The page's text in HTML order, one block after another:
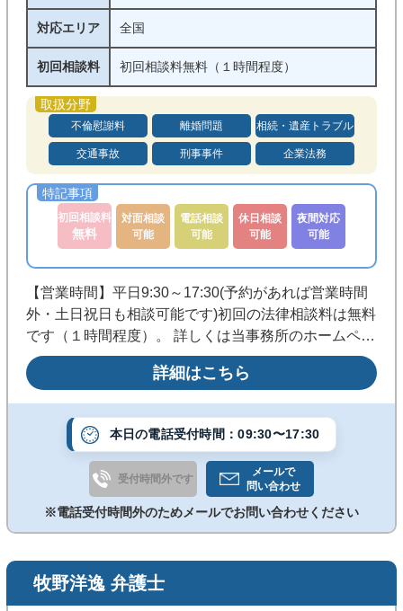
対応エリア 全国
初回相談料 初回相談料無料（１時間程度）
不倫慰謝料 離婚問題 相続・遺産トラブル
交通事故 刑事事件 企業法務
初回相談料
無料
対面相談
可能
電話相談
可能
休日相談
可能
夜間対応
可能
【営業時間】平日9:30～17:30(予約があれば営業時間
外・土日祝日も相談可能です)初回の法律相談料は無料
です（１時間程度）。 詳しくは当事務所のホームペー
ジをご覧下さい。http://minakata-law.jp/
詳細はこちら
本日の電話受付時間：09:30〜17:30
受付時間外です
メールで
問い合わせ
※電話受付時間外のためメールでお問い合わせください
牧野洋逸 弁護士